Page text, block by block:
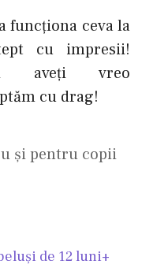
funcţiona ceva la
cu impresii!
aveţi vreo
cu drag!
şi pentru copii
de 12 luni+